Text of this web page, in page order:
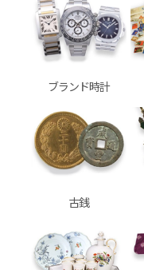
ブランド時計
古銭